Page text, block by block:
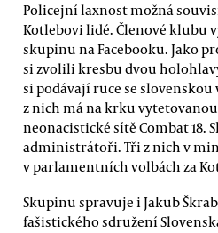
Policejní laxnost možná
Kotlebovi lidé. Členové klubu
skupinu na Facebooku. Jako
si zvolili kresbu dvou
si podávají ruce se slovenskou
z nich má na krku
neonacistické sítě Combat 18.
administrátoři. Tři z nich v
v parlamentních volbách za
Skupinu spravuje i Jakub
fašistického sdružení